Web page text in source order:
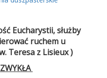
Eucharystii, służby
ruchem u
Teresa z Lisieux )